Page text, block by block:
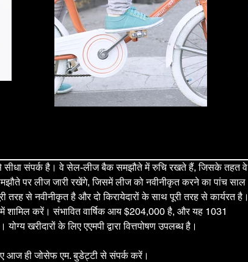
सीधा संपर्क है। वे सेल-लीज बैक समझौते में रुचि रखते हैं, जिसके तहत वे
पर लीज जारी रखेंगे, जिसमें लीज को नवीनीकृत करने का पांच साल
तरह से नवीनीकृत है और दो किरायेदारों के साथ पूरी तरह से कार्यरत है।
करें। संभावित वार्षिक आय $204,000 है, और यह 1031
खरीदारों के लिए एएमपी द्वारा वित्तपोषण उपलब्ध है।
आज ही जोसेफ एम. बुडेट्टी से संपर्क करें।